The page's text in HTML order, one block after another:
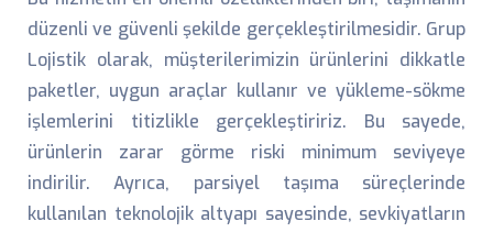
düzenli ve güvenli şekilde gerçekleştirilmesidir. Grup
Lojistik olarak, müşterilerimizin ürünlerini dikkatle
paketler, uygun araçlar kullanır ve yükleme-sökme
işlemlerini titizlikle gerçekleştiririz. Bu sayede,
ürünlerin zarar görme riski minimum seviyeye
indirilir. Ayrıca, parsiyel taşıma süreçlerinde
kullanılan teknolojik altyapı sayesinde, sevkiyatların